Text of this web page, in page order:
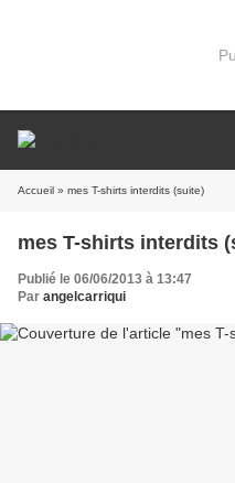
Accueil » mes T-shirts interdits (suite)
mes T-shirts interdits
Publié le 06/06/2013 à 13:47
Par angelcarriqui